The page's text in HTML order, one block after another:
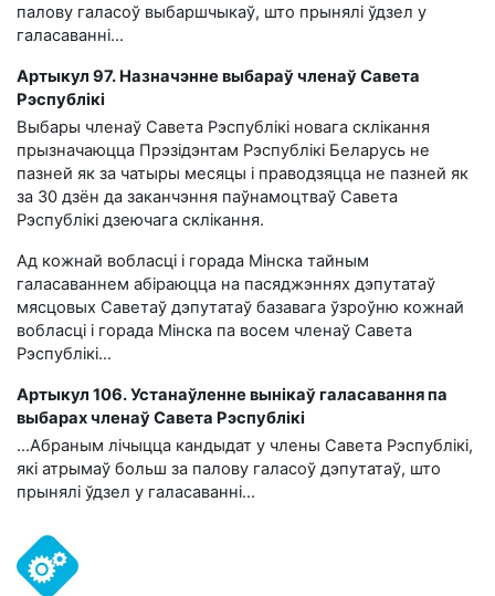
палову галасоў выбаршчыкаў, што прынялі ўдзел у
галасаванні…
Артыкул 97. Назначэнне выбараў членаў Савета
Рэспублікі
Выбары членаў Савета Рэспублікі новага склікання
прызначаюцца Прэзідэнтам Рэспублікі Беларусь не
пазней як за чатыры месяцы і праводзяцца не пазней як
за 30 дзён да заканчэння паўнамоцтваў Савета
Рэспублікі дзеючага склікання.
Ад кожнай вобласці і горада Мінска тайным
галасаваннем абіраюцца на пасяджэннях дэпутатаў
мясцовых Саветаў дэпутатаў базавага ўзроўню кожнай
вобласці і горада Мінска па восем членаў Савета
Рэспублікі…
Артыкул 106. Устанаўленне вынікаў галасавання па
выбарах членаў Савета Рэспублікі
…Абраным лічыцца кандыдат у члены Савета Рэспублікі,
які атрымаў больш за палову галасоў дэпутатаў, што
прынялі ўдзел у галасаванні…